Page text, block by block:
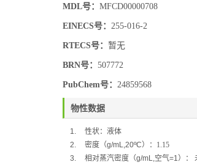
MDL号： MFCD00000708
EINECS号： 255-016-2
RTECS号： 暂无
BRN号： 507772
PubChem号： 24859568
物性数据
1.
性状：液体
2.
密度（g/mL,20ºC）： 1.15
3.
相对蒸汽密度（g/mL,空气=1）：